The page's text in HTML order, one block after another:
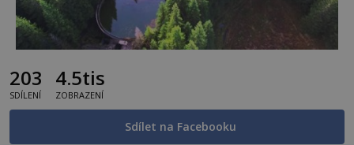
203
SDÍLENÍ
4.5tis
ZOBRAZENÍ
Sdílet na Facebooku